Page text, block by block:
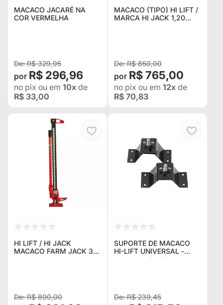
MACACO JACARÉ NA
COR VERMELHA
R$ 329,95
R$ 296,96
no pix ou em 10x de
R$ 33,00
MACACO (TIPO) HI LIFT /
MARCA HI JACK 1,20
R$ 850,00
R$ 765,00
no pix ou em 12x de
R$ 70,83
HI LIFT / HI JACK
MACACO FARM JACK 3
R$ 890,00
SUPORTE DE MACACO
HI-LIFT UNIVERSAL -
MACERAL (PAR)
R$ 239,45